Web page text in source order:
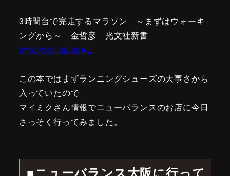
3時間台で完走するマラソン ～まずはウォーキ
ングから～ 金哲彦 光文社新書
http://goo.gl/IkqAE
この本ではまずランニングシューズの大事さから
入っていたので
マイミクさん情報でニューバランスのお店に今日
さっそく行ってみました。
■ニューバランス大阪に行って